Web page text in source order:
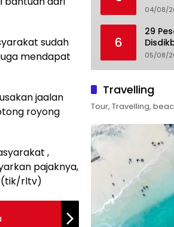
sudah
mendapat
jaalan
royong
,
pajaknya,
.(tik/rltv)
04/08/
6
29
05/08/
Travelling
Tour, Travelling,